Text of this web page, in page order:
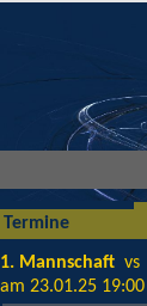
Termine
1. Mannschaft vs
am 23.01.25 19:00